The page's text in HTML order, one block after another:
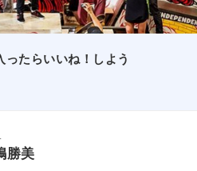
ったらいいね！しよう
勝美